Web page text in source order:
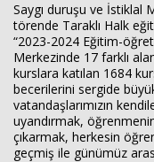
Saygı duruşu ve İstiklal
törende Taraklı Halk
“2023-2024 Eğitim-
Merkezinde 17 farklı
kurslara katılan 1684
becerilerini sergide
vatandaşlarımızın
uyandırmak,
çıkarmak, herkesin
geçmiş ile günümüz